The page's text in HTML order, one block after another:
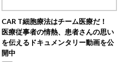
CAR T細胞療法はチーム医療だ！
医療従事者の情熱、患者さんの思い
を伝えるドキュメンタリー動画を公
開中